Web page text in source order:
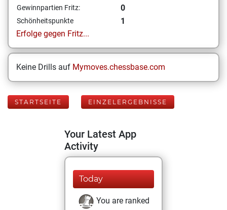
Gewinnpartien Fritz: 0
Schönheitspunkte
1
Erfolge gegen Fritz...
Keine Drills auf Mymoves.chessbase.com
STARTSEITE EINZELERGEBNISSE
Your Latest App
Activity
Today
You are ranked